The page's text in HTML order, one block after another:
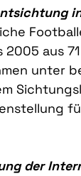
aus
unter
der